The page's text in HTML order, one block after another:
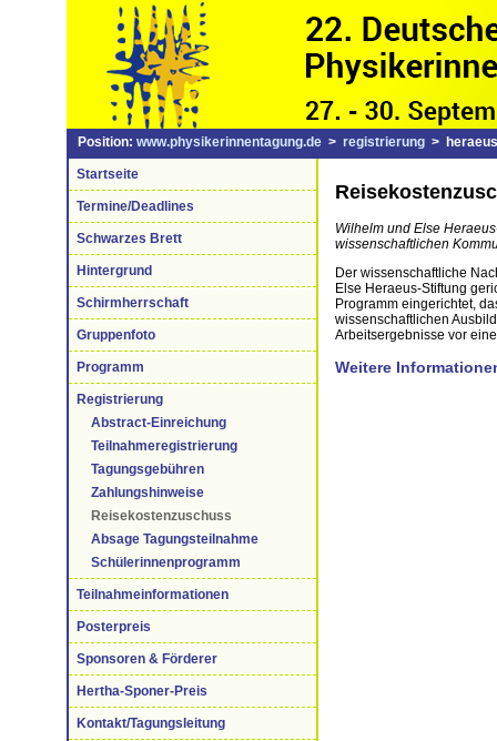
Position: www.physikerinnentagung.de > registrierung >
Startseite
Termine/Deadlines
Schwarzes Brett
Hintergrund
Schirmherrschaft
Gruppenfoto
Programm
Registrierung
Abstract-Einreichung
Teilnahmeregistrierung
Tagungsgebühren
Zahlungshinweise
Reisekostenzuschuss
Absage Tagungsteilnahme
Schülerinnenprogramm
Teilnahmeinformationen
Posterpreis
Sponsoren & Förderer
Hertha-Sponer-Preis
Kontakt/Tagungsleitung
Wilhelm und Else
wissenschaftlichen
Der wissenschaftliche
Else Heraeus-Stiftung
Programm eingerichtet,
wissenschaftlichen
Arbeitsergebnisse vor
Weitere